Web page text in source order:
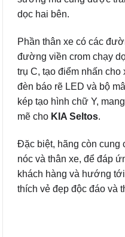
dọc hai bên.
Phần thân xe có các
đường viền crom chạy
trụ C, tạo điểm nhấn
đèn báo rẽ LED và bộ
kép tạo hình chữ Y,
mẽ cho KIA Seltos.
Đặc biệt, hãng còn cung
nóc và thân xe, để đáp
khách hàng và hướng
thích vẻ đẹp độc đáo và